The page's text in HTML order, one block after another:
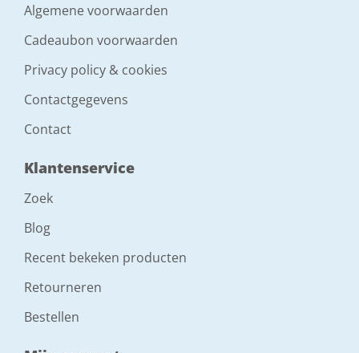
Algemene voorwaarden
Cadeaubon voorwaarden
Privacy policy & cookies
Contactgegevens
Contact
Klantenservice
Zoek
Blog
Recent bekeken producten
Retourneren
Bestellen